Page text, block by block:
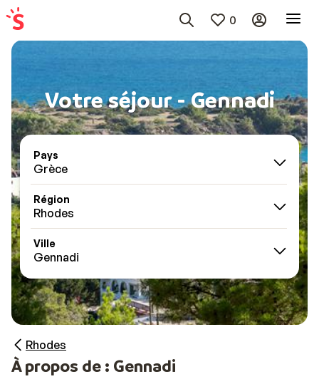
0
Votre séjour - Gennadi
Pays
Grèce
Région
Rhodes
Ville
Gennadi
Rhodes
À propos de : Gennadi